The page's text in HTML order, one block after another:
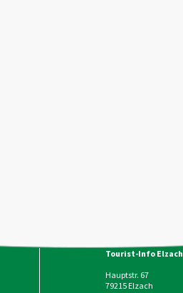
Tourist-Info Elzach
Hauptstr. 67
79215Elzach